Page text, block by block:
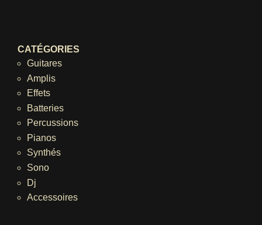
CATÉGORIES
Guitares
Amplis
Effets
Batteries
Percussions
Pianos
Synthés
Sono
Dj
Accessoires